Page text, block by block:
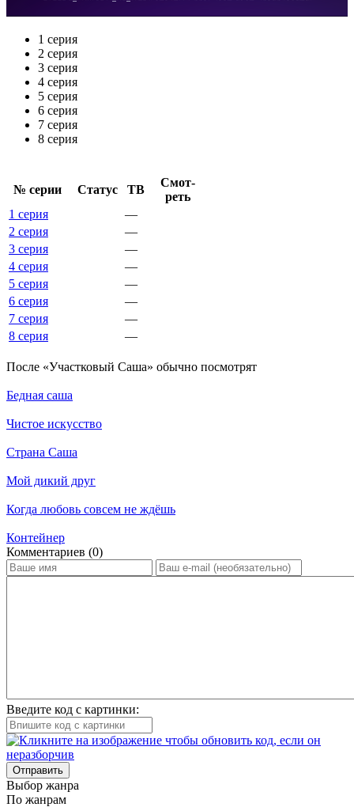
1 серия
2 серия
3 серия
4 серия
5 серия
6 серия
7 серия
8 серия
№ се­рии Ста­тус ТВ
Смот­
реть
1 серия
—
2 серия
—
3 серия
—
4 серия
—
5 серия
—
6 серия
—
7 серия
—
8 серия
—
По­сле «Участковый Саша» обыч­но по­смот­рят
Бедная саша
Чистое искусство
Страна Саша
Мой дикий друг
Когда любовь совсем не ждёшь
Контейнер
Ком­мен­та­ри­ев (0)
Введите код с картинки:
Отправить
Вы­бор жан­ра
По жан­рам